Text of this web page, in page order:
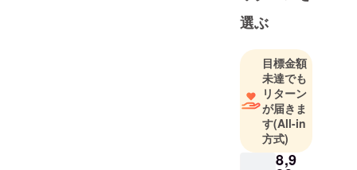
を拡大しま
した。
2018年、ク
ラウドファ
ンディング
事業にも参
入し、主に
海外から斬
新なる高品
選ぶ
目標金額
未達でも
リターン
が届きま
す(All-in
方式)
8,9